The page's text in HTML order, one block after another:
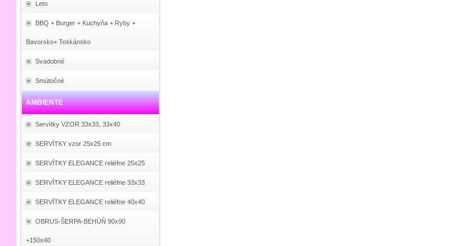
Leto
BBQ + Burger + Kuchyňa + Ryby +
Bavorsko+ Toskánsko
Svadobné
Smútočné
AMBIENTE
Servítky VZOR 33x33, 33x40
SERVÍTKY vzor 25x25 cm
SERVÍTKY ELEGANCE reliéfne 25x25
SERVÍTKY ELEGANCE reliéfne 33x33
SERVÍTKY ELEGANCE reliéfne 40x40
OBRUS-ŠERPA-BEHÚŇ 90x90
+150x40